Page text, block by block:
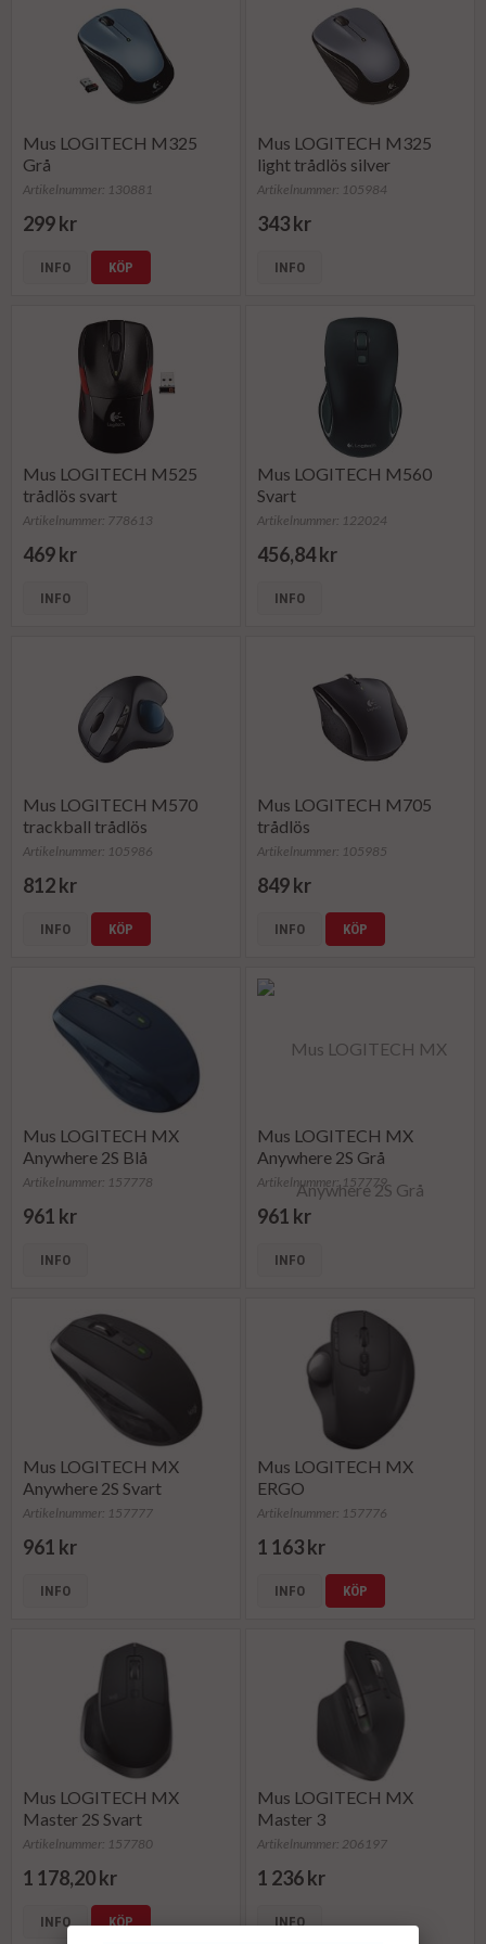
Mus LOGITECH M325
Grå
Artikelnummer: 130881
299 kr
INFO KÖP
Mus LOGITECH M325
light trådlös silver
Artikelnummer: 105984
343 kr
INFO
Mus LOGITECH M525
trådlös svart
Artikelnummer: 778613
469 kr
INFO
Mus LOGITECH M560
Svart
Artikelnummer: 122024
456,84 kr
INFO
Mus LOGITECH M570
trackball trådlös
Artikelnummer: 105986
812 kr
INFO KÖP
Mus LOGITECH M705
trådlös
Artikelnummer: 105985
849 kr
INFO KÖP
Mus LOGITECH MX
Anywhere 2S Blå
Artikelnummer: 157778
961 kr
INFO
Mus LOGITECH MX
Anywhere 2S Grå
Artikelnummer: 157779
961 kr
INFO
Mus LOGITECH MX
Anywhere 2S Svart
Artikelnummer: 157777
961 kr
INFO
Mus LOGITECH MX
ERGO
Artikelnummer: 157776
1 163 kr
INFO KÖP
Mus LOGITECH MX
Master 2S Svart
Artikelnummer: 157780
1 178,20 kr
INFO KÖP
Mus LOGITECH MX
Master 3
Artikelnummer: 206197
1 236 kr
INFO